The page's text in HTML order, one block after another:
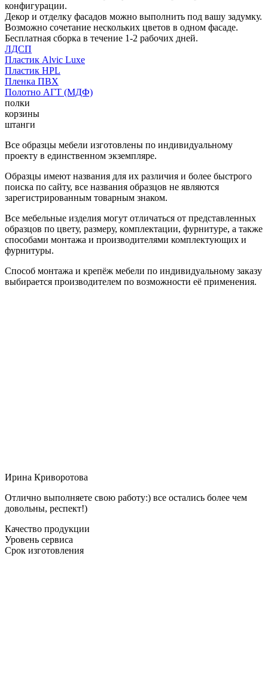
конфигурации.
Декор и отделку фасадов можно выполнить под вашу задумку.
Возможно сочетание нескольких цветов в одном фасаде.
Бесплатная сборка в течение 1-2 рабочих дней.
ЛДСП
Пластик Alvic Luxe
Пластик HPL
Пленка ПВХ
Полотно АГТ (МДФ)
полки
корзины
штанги
Все образцы мебели изготовлены по индивидуальному
проекту в единственном экземпляре.
Образцы имеют названия для их различия и более быстрого
поиска по сайту, все названия образцов не являются
зарегистрированным товарным знаком.
Все мебельные изделия могут отличаться от представленных
образцов по цвету, размеру, комплектации, фурнитуре, а также
способами монтажа и производителями комплектующих и
фурнитуры.
Способ монтажа и крепёж мебели по индивидуальному заказу
выбирается производителем по возможности её применения.
Ирина Криворотова
Отлично выполняете свою работу:) все остались более чем
довольны, респект!)
Качество продукции
Уровень сервиса
Срок изготовления